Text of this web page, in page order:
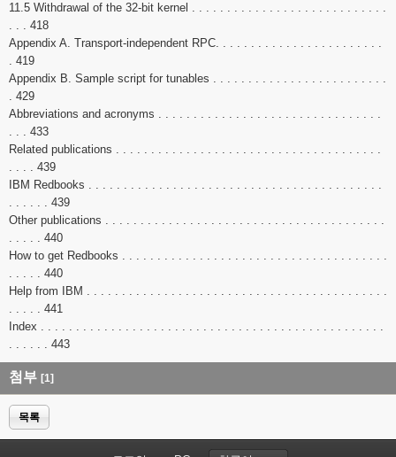
11.5 Withdrawal of the 32-bit kernel . . . . . . . . . . . . . . . . . . . . . . . . . . . .
. . . 418
Appendix A. Transport-independent RPC. . . . . . . . . . . . . . . . . . . . . . . .
. 419
Appendix B. Sample script for tunables . . . . . . . . . . . . . . . . . . . . . . . . .
. 429
Abbreviations and acronyms . . . . . . . . . . . . . . . . . . . . . . . . . . . . . . . .
. . . 433
Related publications . . . . . . . . . . . . . . . . . . . . . . . . . . . . . . . . . . . . . .
. . . . 439
IBM Redbooks . . . . . . . . . . . . . . . . . . . . . . . . . . . . . . . . . . . . . . . . . .
. . . . . . 439
Other publications . . . . . . . . . . . . . . . . . . . . . . . . . . . . . . . . . . . . . . . .
. . . . . 440
How to get Redbooks . . . . . . . . . . . . . . . . . . . . . . . . . . . . . . . . . . . . . .
. . . . . 440
Help from IBM . . . . . . . . . . . . . . . . . . . . . . . . . . . . . . . . . . . . . . . . . . .
. . . . . 441
Index . . . . . . . . . . . . . . . . . . . . . . . . . . . . . . . . . . . . . . . . . . . . . . . . .
. . . . . . 443
첨부 [1]
목록